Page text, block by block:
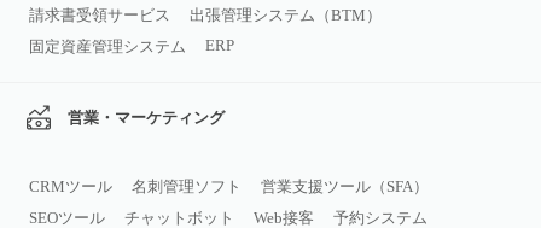
請求書受領サービス
出張管理システム（BTM）
固定資産管理システム
ERP
営業・マーケティング
CRMツール 名刺管理ソフト
営業支援ツール（SFA）
SEOツール
チャットボット Web接客
予約システム